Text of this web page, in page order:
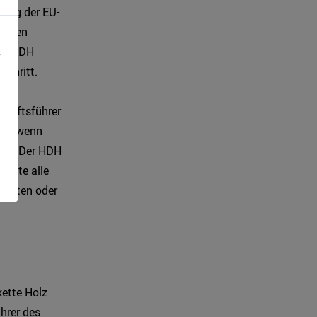
der EU-
HDH
wenn
Der HDH
alle
oder
Holz
des